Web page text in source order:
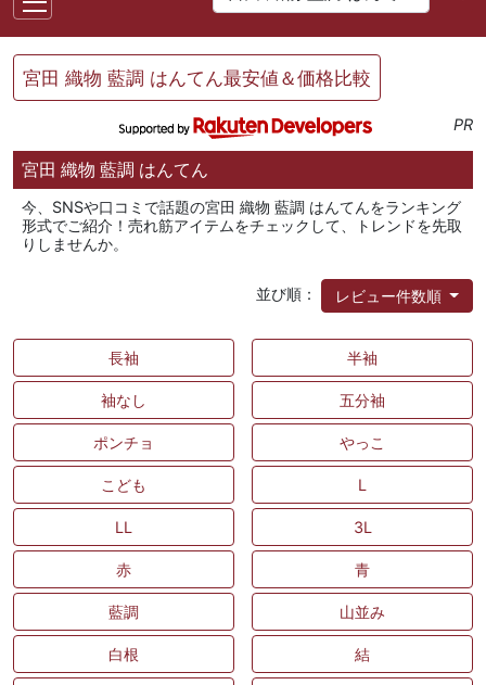
宮田 織物 藍調 はんてん最安値＆価格比較
PR
宮田 織物 藍調 はんてん
今、SNSや口コミで話題の宮田 織物 藍調 はんてんをランキング
形式でご紹介！売れ筋アイテムをチェックして、トレンドを先取
りしませんか。
並び順： レビュー件数順
長袖 半袖
袖なし 五分袖
ポンチョ やっこ
こども L
LL 3L
赤 青
藍調 山並み
白根 結